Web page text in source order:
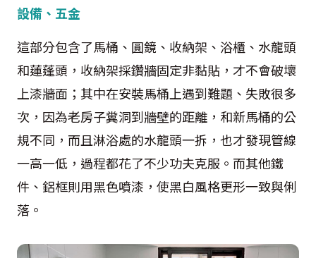
設備、五金
這部分包含了馬桶、圓鏡、收納架、浴櫃、水龍頭
和蓮蓬頭，收納架採鑽牆固定非黏貼，才不會破壞
上漆牆面；其中在安裝馬桶上遇到難題、失敗很多
次，因為老房子糞洞到牆壁的距離，和新馬桶的公
規不同，而且淋浴處的水龍頭一拆，也才發現管線
一高一低，過程都花了不少功夫克服。而其他鐵
件、鋁框則用黑色噴漆，使黑白風格更形一致與俐
落。